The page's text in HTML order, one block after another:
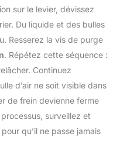
sur le levier, dévissez
Du liquide et des bulles
Resserez la vis de purge
. Répétez cette séquence :
Continuez
d’air ne soit visible dans
de frein devienne ferme
surveillez et
qu’il ne passe jamais